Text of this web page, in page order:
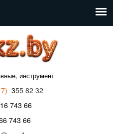
инструмент
355 82 32
16 743 66
743 66